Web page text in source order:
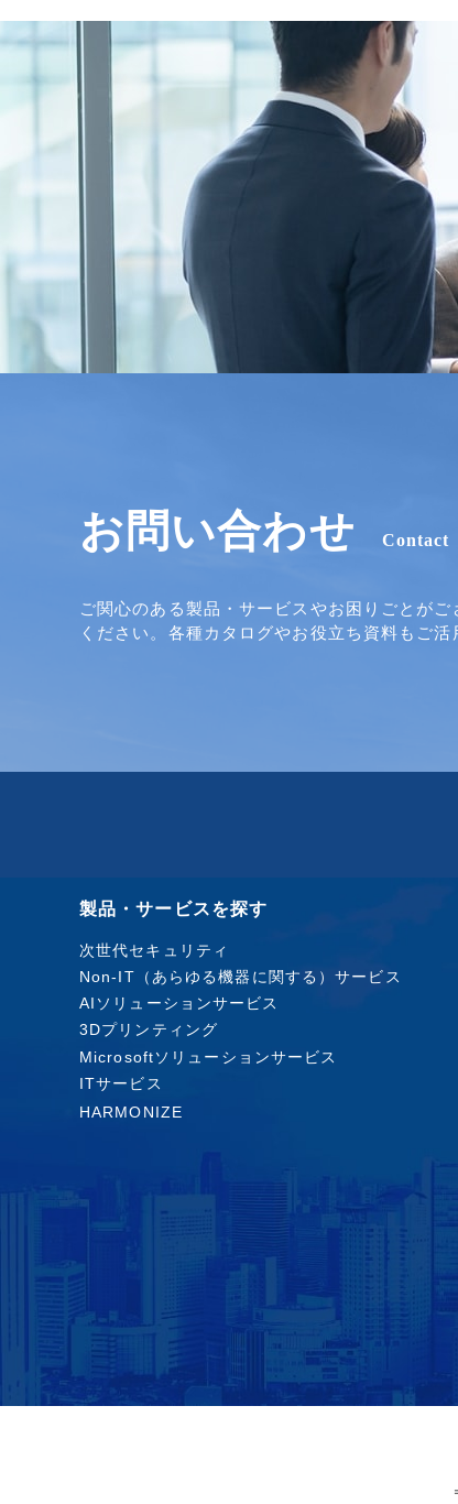
お問い合わせ Contact
ご関心のある製品・サービスやお困りごとが
ください。各種カタログやお役立ち資料もご活
製品・サービスを探す
次世代セキュリティ
Non-IT（あらゆる機器に関する）サービス
AIソリューションサービス
3Dプリンティング
Microsoftソリューションサービス
ITサービス
HARMONIZE